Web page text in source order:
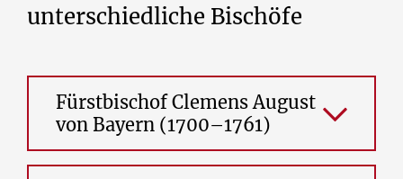
unterschiedliche Bischöfe
Fürstbischof Clemens August
von Bayern (1700–1761)